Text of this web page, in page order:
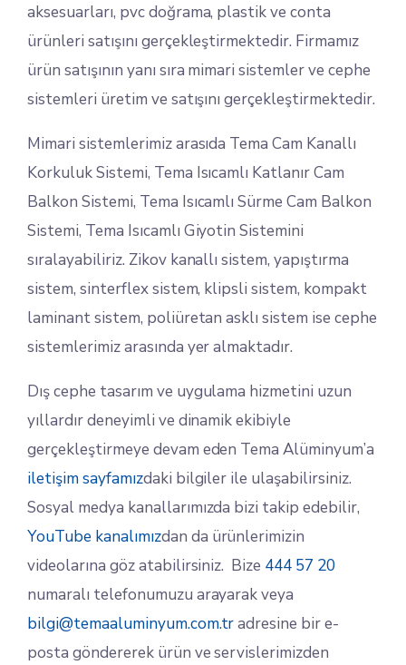
aksesuarları, pvc doğrama, plastik ve conta
ürünleri satışını gerçekleştirmektedir. Firmamız
ürün satışının yanı sıra mimari sistemler ve cephe
sistemleri üretim ve satışını gerçekleştirmektedir.
Mimari sistemlerimiz arasıda Tema Cam Kanallı
Korkuluk Sistemi, Tema Isıcamlı Katlanır Cam
Balkon Sistemi, Tema Isıcamlı Sürme Cam Balkon
Sistemi, Tema Isıcamlı Giyotin Sistemini
sıralayabiliriz. Zikov kanallı sistem, yapıştırma
sistem, sinterflex sistem, klipsli sistem, kompakt
laminant sistem, poliüretan asklı sistem ise cephe
sistemlerimiz arasında yer almaktadır.
Dış cephe tasarım ve uygulama hizmetini uzun
yıllardır deneyimli ve dinamik ekibiyle
gerçekleştirmeye devam eden Tema Alüminyum’a
iletişim sayfamızdaki bilgiler ile ulaşabilirsiniz.
Sosyal medya kanallarımızda bizi takip edebilir,
YouTube kanalımızdan da ürünlerimizin
videolarına göz atabilirsiniz. Bize 444 57 20
numaralı telefonumuzu arayarak veya
bilgi@temaaluminyum.com.tradresine bir e-
posta göndererek ürün ve servislerimizden